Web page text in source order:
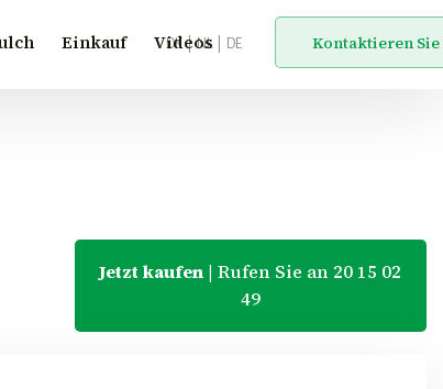
Einkauf Videos
DK|NL| DE​ Kontaktieren Sie
Jetzt kaufen | Rufen Sie an 20 15 02
49